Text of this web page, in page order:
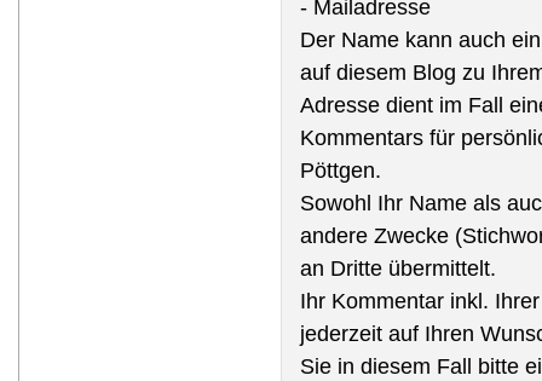
- Mailadresse
Der Name kann auch
auf diesem Blog zu
Adresse dient im Fall
Kommentars für
Pöttgen.
Sowohl Ihr Name als
andere Zwecke
an Dritte übermittelt.
Ihr Kommentar inkl.
jederzeit auf Ihren
Sie in diesem Fall bitte